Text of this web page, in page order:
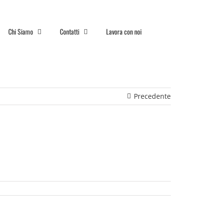
Chi Siamo Contatti Lavora con noi
Precedente